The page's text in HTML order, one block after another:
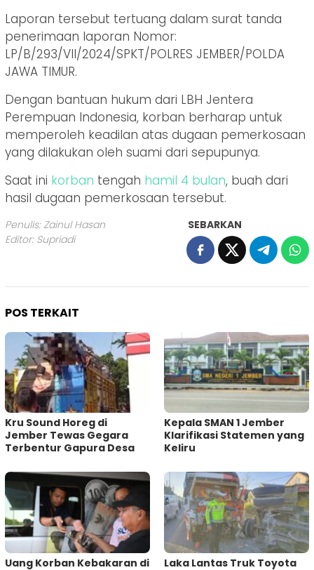
Laporan tersebut tertuang dalam surat tanda
penerimaan laporan Nomor:
LP/B/293/VII/2024/SPKT/POLRES JEMBER/POLDA
JAWA TIMUR.
Dengan bantuan hukum dari LBH Jentera
Perempuan Indonesia, korban berharap untuk
memperoleh keadilan atas dugaan pemerkosaan
yang dilakukan oleh suami dari sepupunya.
Saat ini korban tengah hamil 4 bulan, buah dari
hasil dugaan pemerkosaan tersebut.
Penulis: Zainul Hasan
Editor: Supriadi
SEBARKAN
POS TERKAIT
Kru Sound Horeg di
Jember Tewas Gegara
Terbentur Gapura Desa
Kepala SMAN 1 Jember
Klarifikasi Statemen yang
Keliru
Uang Korban Kebakaran di
Laka Lantas Truk Toyota